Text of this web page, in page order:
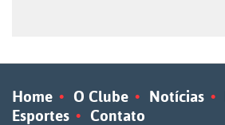
Home O Clube Notícias
Esportes
Contato